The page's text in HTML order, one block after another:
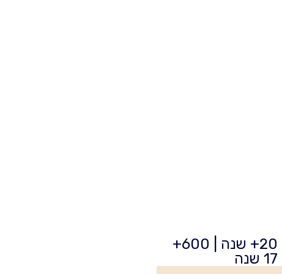
מאת: אילנית בוצר | יועצת פנסיונית 20+ שנה | 600+